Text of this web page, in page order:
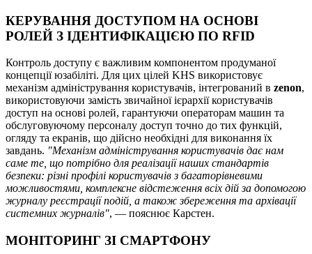
КЕРУВАННЯ ДОСТУПОМ НА ОСНОВІ
РОЛЕЙ З ІДЕНТИФІКАЦІЄЮ ПО RFID
Контроль доступу є важливим компонентом продуманої
концепції юзабіліті. Для цих цілей KHS використовує
механізм адміністрування користувачів, інтегрований в zenon,
використовуючи замість звичайної ієрархії користувачів
доступ на основі ролей, гарантуючи операторам машин та
обслуговуючому персоналу доступ точно до тих функцій,
огляду та екранів, що дійсно необхідні для виконання їх
завдань. "Механізм адміністрування користувачів дає нам
саме те, що потрібно для реалізації наших стандартів
безпеки: різні профілі користувачів з багаторівневими
можливостями, комплексне відстеження всіх дій за допомогою
журналу реєстрації подій, а також збереження та архівації
системних журналів", — пояснює Карстен.
МОНІТОРИНГ ЗІ СМАРТФОНУ